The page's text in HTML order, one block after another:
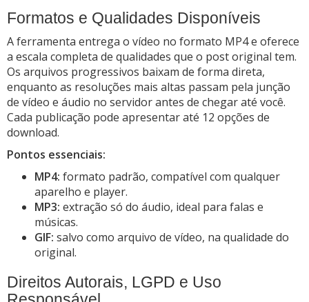
Formatos e Qualidades Disponíveis
A ferramenta entrega o vídeo no formato MP4 e oferece
a escala completa de qualidades que o post original tem.
Os arquivos progressivos baixam de forma direta,
enquanto as resoluções mais altas passam pela junção
de vídeo e áudio no servidor antes de chegar até você.
Cada publicação pode apresentar até 12 opções de
download.
Pontos essenciais:
MP4: formato padrão, compatível com qualquer
aparelho e player.
MP3: extração só do áudio, ideal para falas e
músicas.
GIF: salvo como arquivo de vídeo, na qualidade do
original.
Direitos Autorais, LGPD e Uso